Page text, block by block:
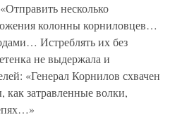
несколько
колонны корниловцев…
Истреблять их без
не выдержала и
«Генерал Корнилов схвачен
затравленные волки,